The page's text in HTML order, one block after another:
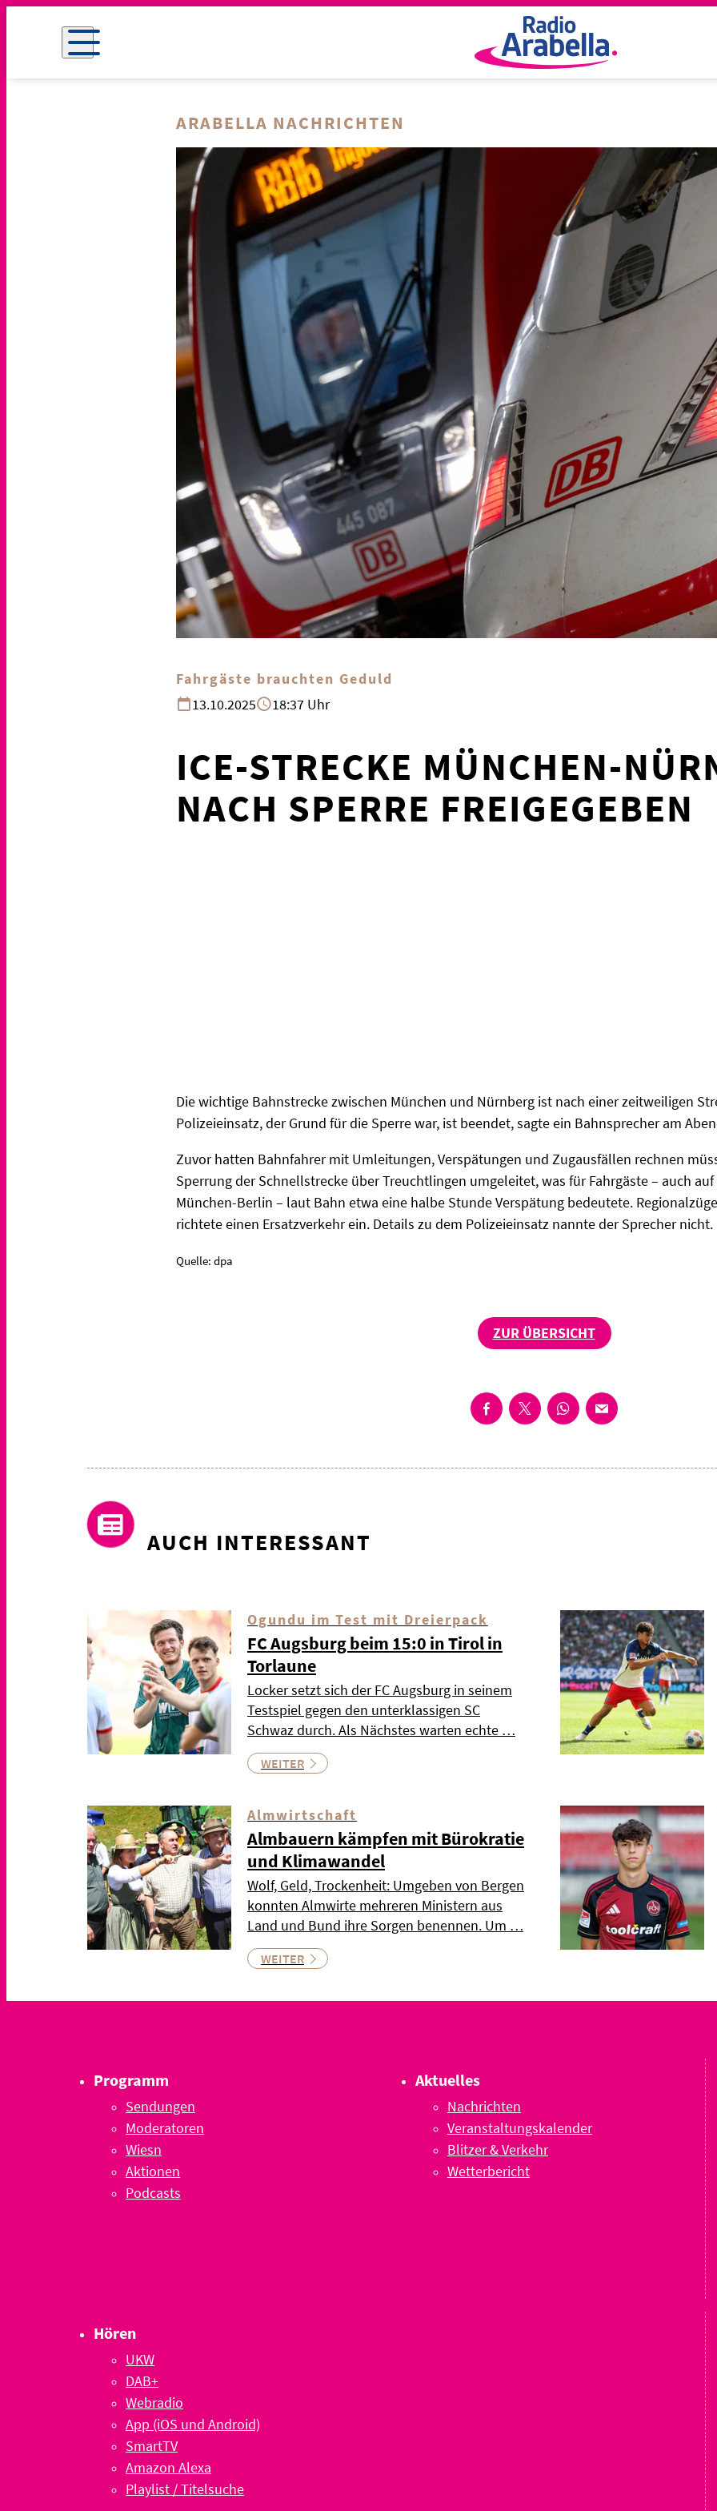
ARABELLA NACHRICHTEN
Fahrgäste brauchten Geduld
13.10.2025
18:37 Uhr
ICE-STRECKE MÜNCHEN-
NACH SPERRE FREIGEGEBEN
Die wichtige Bahnstrecke zwischen München und Nürnberg ist nach einer zeitweiligen
Polizeieinsatz, der Grund für die Sperre war, ist beendet, sagte ein Bahnsprecher am
Zuvor hatten Bahnfahrer mit Umleitungen, Verspätungen und Zugausfällen rechnen
Sperrung der Schnellstrecke über Treuchtlingen umgeleitet, was für Fahrgäste – auch
München-Berlin – laut Bahn etwa eine halbe Stunde Verspätung bedeutete.
richtete einen Ersatzverkehr ein. Details zu dem Polizeieinsatz nannte der Sprecher nicht.
Quelle: dpa
ZUR ÜBERSICHT
AUCH INTERESSANT
Ogundu im Test mit Dreierpack
FC Augsburg beim 15:0 in Tirol in
Torlaune
Locker setzt sich der FC Augsburg in seinem
Testspiel gegen den unterklassigen SC
Schwaz durch. Als Nächstes warten echte …
WEITER
Almwirtschaft
Almbauern kämpfen mit Bürokratie
und Klimawandel
Wolf, Geld, Trockenheit: Umgeben von Bergen
konnten Almwirte mehreren Ministern aus
Land und Bund ihre Sorgen benennen. Um …
WEITER
Programm
Sendungen
Moderatoren
Wiesn
Aktionen
Podcasts
Aktuelles
Nachrichten
Veranstaltungskalender
Blitzer & Verkehr
Wetterbericht
Hören
UKW
DAB+
Webradio
App (iOS und Android)
SmartTV
Amazon Alexa
Playlist / Titelsuche